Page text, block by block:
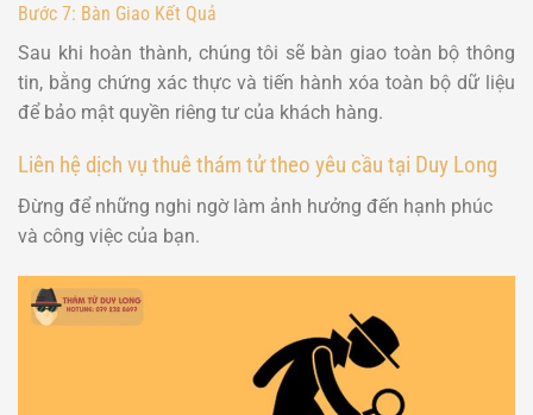
Bước 7: Bàn Giao Kết Quả
Sau khi hoàn thành, chúng tôi sẽ bàn giao toàn bộ thông
tin, bằng chứng xác thực và tiến hành xóa toàn bộ dữ liệu
để bảo mật quyền riêng tư của khách hàng.
Liên hệ dịch vụ thuê thám tử theo yêu cầu tại Duy Long
Đừng để những nghi ngờ làm ảnh hưởng đến hạnh phúc
và công việc của bạn.